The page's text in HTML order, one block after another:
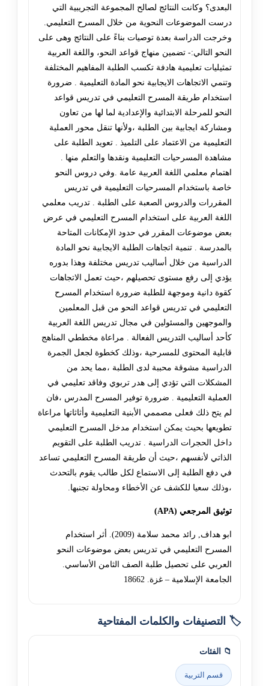
البعدى؟ وكانت النتائج لصالح المجموعة التجريبية التي
درست الموضوعات النحوية من خلال المسرح التعليمي.
وخرجت الدراسة بعدة توصيات بناءً على النتائج وهى على
النحو التالي:- تضمين منهاج قواعد النحو، واللغة العربية
تمثيليات تعليمية هادفة تكسب الطلبة المفاهيم المختلفة
وتنمي الاتجاهات الايجابية نحو المادة التعليمية . ضرورة
استخدام طريقة المسرح التعليمي في تدريس قواعد
النحو للمرحلة الابتدائية والإعدادية لما لها من تعاون
ومشاركة ايجابية بين الطلبة ،ولأنها تنقل محور العملية
التعليمية من الاعتماد على التلميذ . تعويد الطلبة على
مشاهدة المسرحيات التعليمية ونقدها والتعلم منها .
اهتمام معلمي اللغة العربية عامة .وفي دروس النحو
خاصة باستخدام المسرحيات التعليمية في تدريس
المقررات والدروس الصعبة على الطلبة . تدريب معلمي
اللغة العربية على استخدام المسرح التعليمي في عرض
بعض موضوعات المقرر في حدود الإمكانات المتاحة
بالمدرسة . تنمية اتجاهات الطلبة الايجابية نحو المادة
الدراسية من خلال أساليب تدريس مختلفة وهذا بدوره
يؤدي إلى رفع مستوى تحصيلهم ،حيث تعمل الاتجاهات
كقوة دانية وموجهة للطلبة ضرورة استخدام المسرح
التعليمي في تدريس قواعد النحو من قبل المعلمين
والموجهين والمسئولين في مجال تدريس اللغة العربية
كأحد أساليب التدريس الفعالة . مراعاة مخططي المناهج
قابلية المحتوى للمسرحية ،وذلك كخطوة لجعل الجمرة
الدراسية مشوقة محببة لدى الطلبة ،مما يحد من
المشكلات التي تؤدي إلى هدر تربوي وفاقد تعليمي في
العملية التعليمية . ضرورة توفير المسرح المدرس ،فان
لم يتح ذلك فعلى مصممي الأبنية التعليمية وأثاثاتها مراعاة
تطويعها بحيث يمكن استخدام مدخل المسرح التعليمي
داخل الحجرات الدراسية . تدريب الطلبة على التقويم
الذاتي لأنفسهم ،حيث أن طريقة المسرح التعليمي تساعد
في دفع الطلبة إلى الاستماع لكل طالب يقوم بالتحدث
،وذلك سعيا للكشف عن الأخطاء ومحاولة تجنبها.
توثيق المرجعي (APA)
ابو هداف, رائد محمد سلامة (2009). أثر استخدام
المسرح التعليمي في تدريس بعض موضوعات النحو
العربي على تحصيل طلبة الصف الثامن الأساسي.
الجامعة الإسلامية – غزة. 18662
🏷️ التصنيفات والكلمات المفتاحية
📁 الفئات
قسم التربية